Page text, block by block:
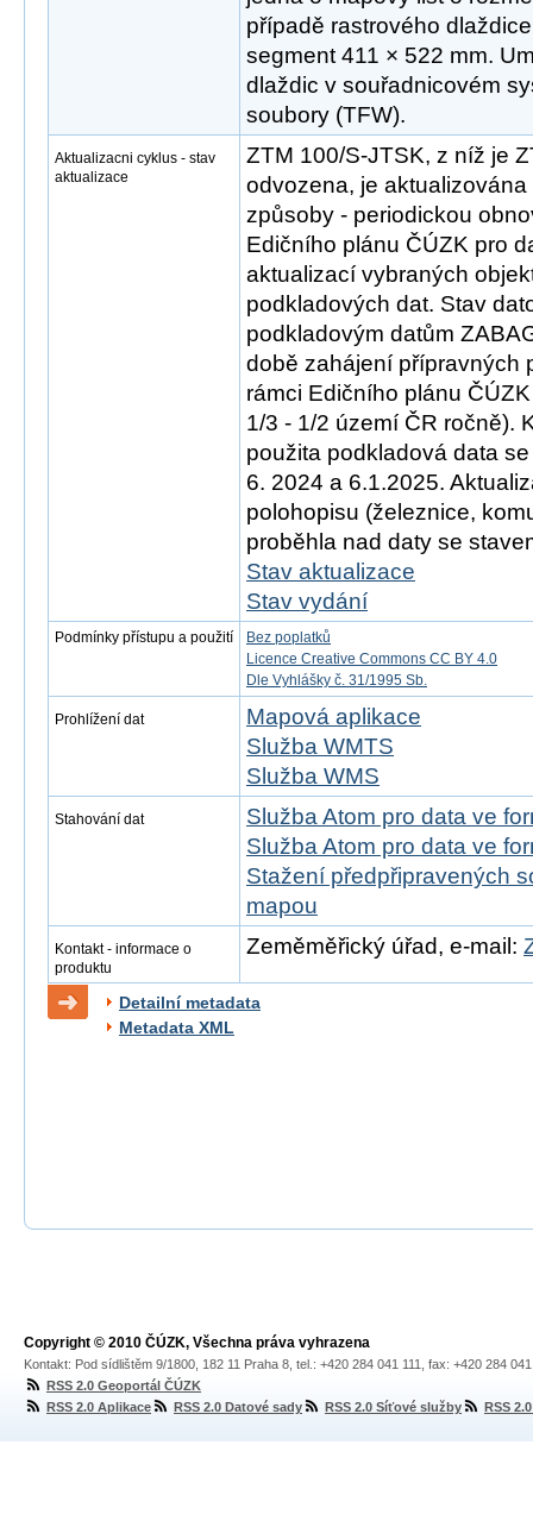
případě rastrového
segment 411 × 522 mm.
dlaždic v souřadnicovém
soubory (TFW).
Aktualizacni cyklus - stav
aktualizace
ZTM 100/S-JTSK, z níž je
odvozena, je
způsoby - periodickou
Edičního plánu ČÚZK pro
aktualizací vybraných
podkladových dat. Stav
podkladovým datům
době zahájení přípravných
rámci Edičního plánu
1/3 - 1/2 území ČR ročně).
použita podkladová data
6. 2024 a 6.1.2025.
polohopisu (železnice,
proběhla nad daty se
Stav aktualizace
Stav vydání
Podmínky přístupu a použití
Bez poplatků
Licence Creative Commons CC BY 4.0
Dle Vyhlášky č. 31/1995 Sb.
Prohlížení dat
Mapová aplikace
Služba WMTS
Služba WMS
Stahování dat
Služba Atom pro data ve
Služba Atom pro data ve
Stažení předpřipravených
mapou
Kontakt - informace o
produktu
Zeměměřický úřad, e-mail:
Detailní metadata
Metadata XML
Copyright © 2010 ČÚZK, Všechna práva vyhrazena
Kontakt: Pod sídlištěm 9/1800, 182 11 Praha 8, tel.: +420 284 041 111, fax: +420 284
RSS 2.0 Geoportál ČÚZK
RSS 2.0 Aplikace
RSS 2.0 Datové sady RSS 2.0 Síťové služby RSS